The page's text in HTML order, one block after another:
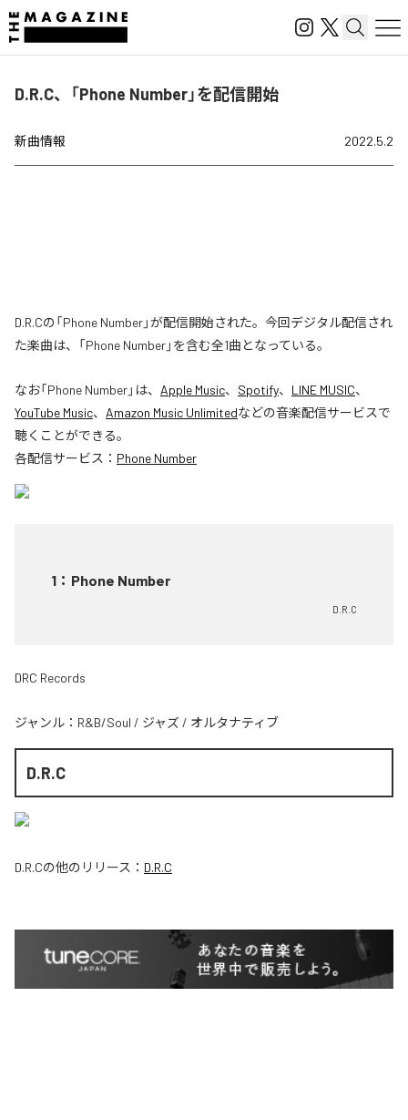
D.R.C、「Phone Number」を配信開始
新曲情報 2022.5.2
D.R.Cの「Phone Number」が配信開始された。今回デジタル配信され
た楽曲は、「Phone Number」を含む全1曲となっている。
なお「Phone Number」は、 Apple Music、 Spotify、 LINE MUSIC、
YouTube Music、 Amazon Music Unlimitedなどの音楽配信サービスで
聴くことができる。
各配信サービス： Phone Number
1 ： Phone Number
D.R.C
DRC Records
ジャンル： R&B/Soul / ジャズ / オルタナティブ
D.R.C
D.R.Cの他のリリース： D.R.C